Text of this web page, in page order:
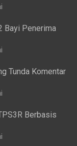
Bayi Penerima
Tunda Komentar
Berbasis